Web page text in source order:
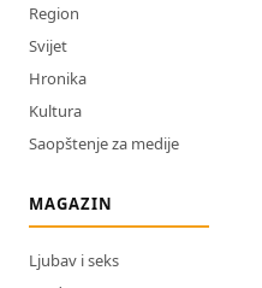
Region
Svijet
Hronika
Kultura
Saopštenje za medije
MAGAZIN
Ljubav i seks